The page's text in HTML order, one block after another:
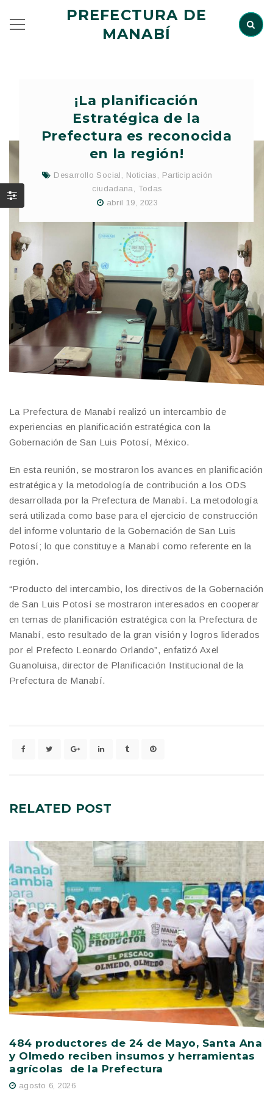
PREFECTURA DE
MANABÍ
¡La planificación
Estratégica de la
Prefectura es reconocida
en la región!
Desarrollo Social , Noticias , Participación
ciudadana, Todas
abril 19, 2023
La Prefectura de Manabí realizó un intercambio de
experiencias en planificación estratégica con la
Gobernación de San Luis Potosí, México.
En esta reunión, se mostraron los avances en planificación
estratégica y la metodología de contribución a los ODS
desarrollada por la Prefectura de Manabí. La metodología
será utilizada como base para el ejercicio de construcción
del informe voluntario de la Gobernación de San Luis
Potosí; lo que constituye a Manabí como referente en la
región.
“Producto del intercambio, los directivos de la Gobernación
de San Luis Potosí se mostraron interesados en cooperar
en temas de planificación estratégica con la Prefectura de
Manabí, esto resultado de la gran visión y logros liderados
por el Prefecto Leonardo Orlando”, enfatizó Axel
Guanoluisa, director de Planificación Institucional de la
Prefectura de Manabí.
RELATED POST
484 productores de 24 de Mayo, Santa Ana
y Olmedo reciben insumos y herramientas
agrícolas de la Prefectura
agosto 6, 2026